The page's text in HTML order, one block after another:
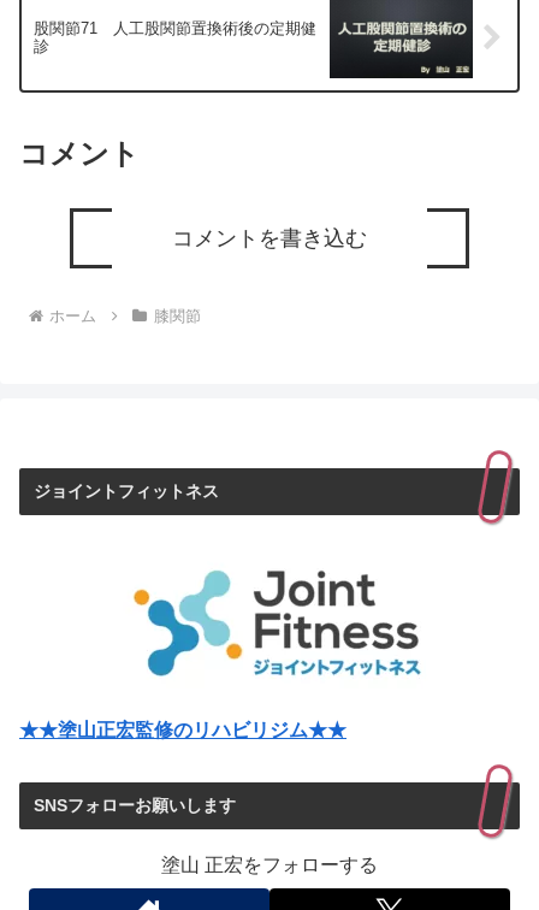
股関節71 人工股関節置換術後の定期健
診
コメント
コメントを書き込む
ホーム 膝関節
ジョイントフィットネス
★★塗山正宏監修のリハビリジム★★
SNSフォローお願いします
塗山 正宏をフォローする